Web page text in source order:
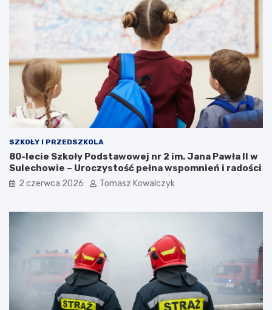
SZKOŁY I PRZEDSZKOLA
80-lecie Szkoły Podstawowej nr 2 im. Jana Pawła II w
Sulechowie – Uroczystość pełna wspomnień i radości
2 czerwca 2026 Tomasz Kowalczyk